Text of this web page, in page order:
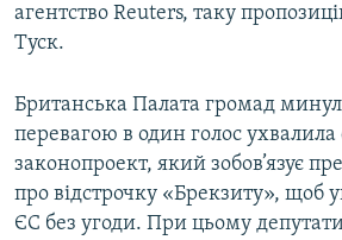
агентство Reuters, таку
Туск.
Британська Палата громад
перевагою в один голос ухвалила
законопроект, який зобов’язує
про відстрочку «Брекзиту», щоб
ЄС без угоди. При цьому